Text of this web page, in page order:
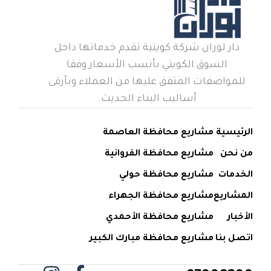
دار لوران شركة كويتية تقدم خدماتها داخل
السوق الكويتي بأنسب الأسعار وفقا
للمواصفات المتفق عليها من العملاء وبأرقى
أساليب البناء الحديث.
الرئيسية
من نحن
الخدمات
المشاريع
الأخبار
اتصل بنا
مشاريع محافظة العاصمة
مشاريع محافظة الفروانية
مشاريع محافظة حولي
مشاريع محافظة الجهراء
مشاريع محافظة الأحمدي
مشاريع محافظة مبارك الكبير